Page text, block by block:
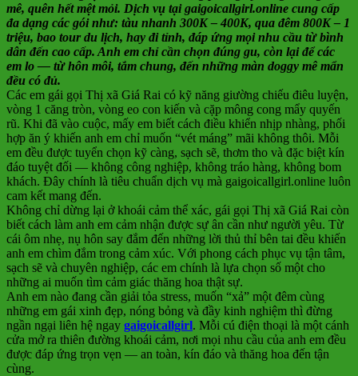
mê, quên hết mệt mỏi. Dịch vụ tại gaigoicallgirl.online cung cấp
đa dạng các gói như: tàu nhanh 300K – 400K, qua đêm 800K – 1
triệu, bao tour du lịch, hay đi tỉnh, đáp ứng mọi nhu cầu từ bình
dân đến cao cấp. Anh em chỉ cần chọn đúng gu, còn lại để các
em lo — từ hôn môi, tắm chung, đến những màn doggy mê mẩn
đều có đủ.
Các em gái gọi Thị xã Giá Rai có kỹ năng giường chiếu điêu luyện,
vòng 1 căng tròn, vòng eo con kiến và cặp mông cong mẩy quyến
rũ. Khi đã vào cuộc, mấy em biết cách điều khiển nhịp nhàng, phối
hợp ăn ý khiến anh em chỉ muốn “vét máng” mãi không thôi. Mỗi
em đều được tuyển chọn kỹ càng, sạch sẽ, thơm tho và đặc biệt kín
đáo tuyệt đối — không công nghiệp, không tráo hàng, không bom
khách. Đây chính là tiêu chuẩn dịch vụ mà gaigoicallgirl.online luôn
cam kết mang đến.
Không chỉ dừng lại ở khoái cảm thể xác, gái gọi Thị xã Giá Rai còn
biết cách làm anh em cảm nhận được sự ân cần như người yêu. Từ
cái ôm nhẹ, nụ hôn say đắm đến những lời thủ thỉ bên tai đều khiến
anh em chìm đắm trong cảm xúc. Với phong cách phục vụ tận tâm,
sạch sẽ và chuyên nghiệp, các em chính là lựa chọn số một cho
những ai muốn tìm cảm giác thăng hoa thật sự.
Anh em nào đang cần giải tỏa stress, muốn “xả” một đêm cùng
những em gái xinh đẹp, nóng bỏng và đầy kinh nghiệm thì đừng
ngần ngại liên hệ ngay gaigoicallgirl. Mỗi cú điện thoại là một cánh
cửa mở ra thiên đường khoái cảm, nơi mọi nhu cầu của anh em đều
được đáp ứng trọn vẹn — an toàn, kín đáo và thăng hoa đến tận
cùng.